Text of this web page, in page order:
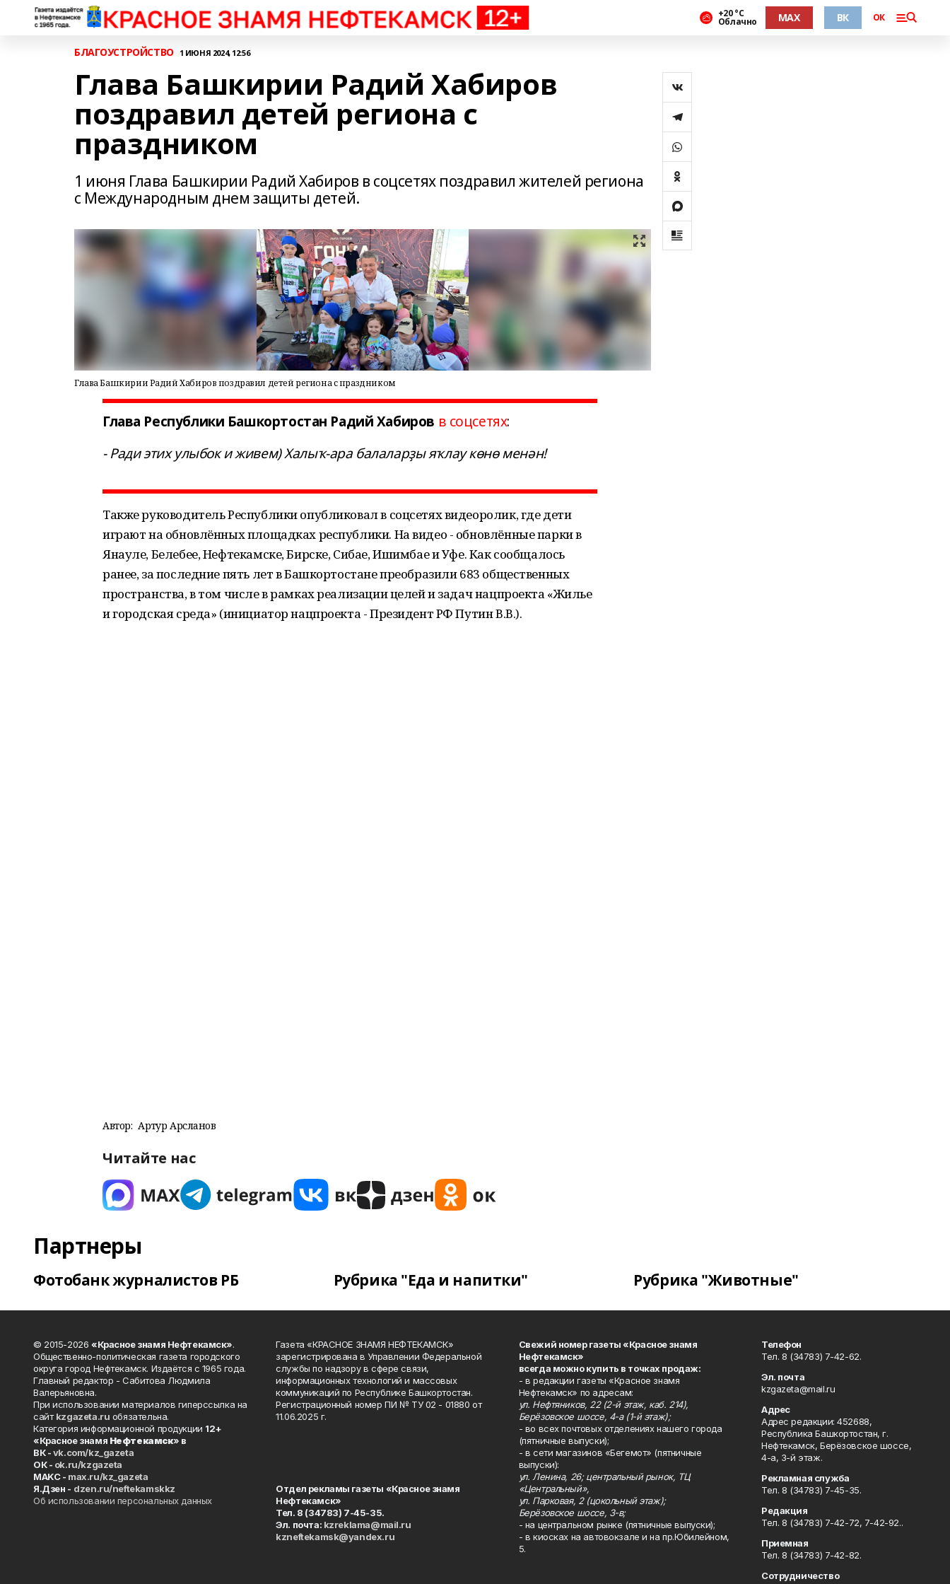
+20 °С
Облачно MAX ВК ОК
БЛАГОУСТРОЙСТВО 1 ИЮНЯ 2024, 12:56
Глава Башкирии Радий Хабиров
поздравил детей региона с
праздником
1 июня Глава Башкирии Радий Хабиров в соцсетях поздравил жителей региона
с Международным днем защиты детей.
Глава Башкирии Радий Хабиров поздравил детей региона с праздником
Глава Республики Башкортостан Радий Хабиров в соцсетях:
- Ради этих улыбок и живем) Халыҡ-ара балаларҙы яҡлау көнө менән!
Также руководитель Республики опубликовал в соцсетях видеоролик, где дети
играют на обновлённых площадках республики. На видео - обновлённые парки в
Янауле, Белебее, Нефтекамске, Бирске, Сибае, Ишимбае и Уфе. Как сообщалось
ранее, за последние пять лет в Башкортостане преобразили 683 общественных
пространства, в том числе в рамках реализации целей и задач нацпроекта «Жилье
и городская среда» (инициатор нацпроекта - Президент РФ Путин В.В.).
Автор: Артур Арсланов
Читайте нас
Партнеры
Фотобанк журналистов РБ Рубрика "Еда и напитки" Рубрика "Животные"
© 2015-2026 «Красное знамя Нефтекамск».
Общественно-политическая газета городского
округа город Нефтекамск. Издаётся с 1965 года.
Главный редактор - Сабитова Людмила
Валерьяновна.
При использовании материалов гиперссылка на
сайтkzgazeta.ru обязательна.
Категория информационной продукции 12+
«Красное знамя Нефтекамск» в
ВК -vk.com/kz_gazeta
ОК - ok.ru/kzgazeta
MAKC - max.ru/kz_gazeta
Я.Дзен - dzen.ru/neftekamskkz
Об использовании персональных данных
Газета «КРАСНОЕ ЗНАМЯ НЕФТЕКАМСК»
зарегистрирована в Управлении Федеральной
службы по надзору в сфере связи,
информационных технологий и массовых
коммуникаций по Республике Башкортостан.
Регистрационный номер ПИ № ТУ 02 - 01880 от
11.06.2025 г.
Отдел рекламы газеты «Красное знамя
Нефтекамск»
Тел. 8 (34783) 7-45-35.
Эл. почта: kzreklama@mail.ru
kzneftekamsk@yandex.ru
Свежий номер газеты «Красное знамя
Нефтекамск»
всегда можно купить в точках продаж:
- в редакции газеты «Красное знамя
Нефтекамск» по адресам:
ул. Нефтяников, 22 (2-й этаж, каб. 214),
Берёзовское шоссе, 4-а (1-й этаж);
- во всех почтовых отделениях нашего города
(пятничные выпуски);
- в сети магазинов «Бегемот» (пятничные
выпуски):
ул. Ленина, 26; центральный рынок, ТЦ
«Центральный»,
ул. Парковая, 2 (цокольный этаж);
Берёзовское шоссе, 3-в;
- на центральном рынке (пятничные выпуски);
- в киосках на автовокзале и на пр.Юбилейном,
5.
Телефон
Тел. 8 (34783) 7-42-62.
Эл. почта
kzgazeta@mail.ru
Адрес
Адрес редакции: 452688,
Республика Башкортостан, г.
Нефтекамск, Берёзовское шоссе,
4-а, 3-й этаж.
Рекламная служба
Тел. 8 (34783) 7-45-35.
Редакция
Тел. 8 (34783) 7-42-72, 7-42-92..
Приемная
Тел. 8 (34783) 7-42-82.
Сотрудничество